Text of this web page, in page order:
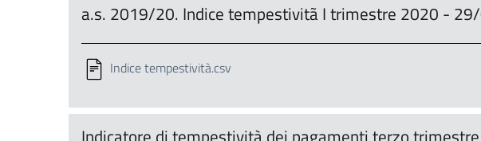
a.s. 2019/20. Indice tempestivitã I trimestre 2020 -
Indice tempestività.csv